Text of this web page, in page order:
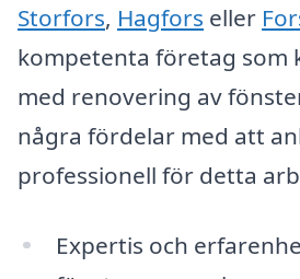
Storfors, Hagfors eller
kompetenta företag som
med renovering av
några fördelar med att
professionell för detta
Expertis och